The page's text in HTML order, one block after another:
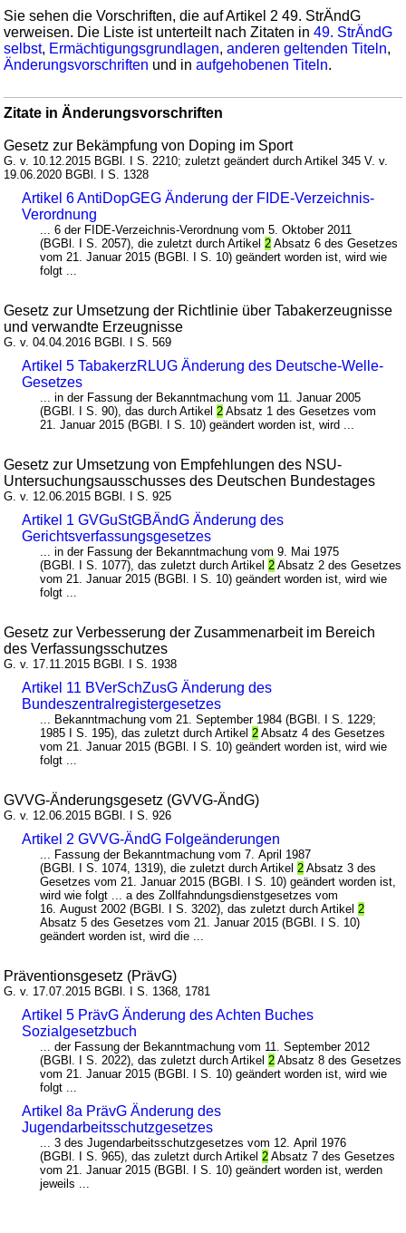
Sie sehen die Vorschriften, die auf Artikel 2 49. StrÄndG
verweisen. Die Liste ist unterteilt nach Zitaten in49. StrÄndG
selbst, Ermächtigungsgrundlagen,anderen geltenden Titeln,
Änderungsvorschriften und inaufgehobenen Titeln.
Zitate in Änderungsvorschriften
Gesetz zur Bekämpfung von Doping im Sport
G. v. 10.12.2015 BGBl. I S. 2210; zuletzt geändert durch Artikel 345 V. v.
19.06.2020 BGBl. I S. 1328
Artikel 6 AntiDopGEG Änderung der FIDE-Verzeichnis-
Verordnung
... 6 der FIDE-Verzeichnis-Verordnung vom 5. Oktober 2011
(BGBl. I S. 2057), die zuletzt durch Artikel2 Absatz 6 des Gesetzes
vom 21. Januar 2015 (BGBl. I S. 10) geändert worden ist, wird wie
folgt ...
Gesetz zur Umsetzung der Richtlinie über Tabakerzeugnisse
und verwandte Erzeugnisse
G. v. 04.04.2016 BGBl. I S. 569
Artikel 5 TabakerzRLUG Änderung des Deutsche-Welle-
Gesetzes
... in der Fassung der Bekanntmachung vom 11. Januar 2005
(BGBl. I S. 90), das durch Artikel2 Absatz 1 des Gesetzes vom
21. Januar 2015 (BGBl. I S. 10) geändert worden ist, wird ...
Gesetz zur Umsetzung von Empfehlungen des NSU-
Untersuchungsausschusses des Deutschen Bundestages
G. v. 12.06.2015 BGBl. I S. 925
Artikel 1 GVGuStGBÄndG Änderung des
Gerichtsverfassungsgesetzes
... in der Fassung der Bekanntmachung vom 9. Mai 1975
(BGBl. I S. 1077), das zuletzt durch Artikel2 Absatz 2 des Gesetzes
vom 21. Januar 2015 (BGBl. I S. 10) geändert worden ist, wird wie
folgt ...
Gesetz zur Verbesserung der Zusammenarbeit im Bereich
des Verfassungsschutzes
G. v. 17.11.2015 BGBl. I S. 1938
Artikel 11 BVerSchZusG Änderung des
Bundeszentralregistergesetzes
... Bekanntmachung vom 21. September 1984 (BGBl. I S. 1229;
1985 I S. 195), das zuletzt durch Artikel2 Absatz 4 des Gesetzes
vom 21. Januar 2015 (BGBl. I S. 10) geändert worden ist, wird wie
folgt ...
GVVG-Änderungsgesetz (GVVG-ÄndG)
G. v. 12.06.2015 BGBl. I S. 926
Artikel 2 GVVG-ÄndG Folgeänderungen
... Fassung der Bekanntmachung vom 7. April 1987
(BGBl. I S. 1074, 1319), die zuletzt durch Artikel2 Absatz 3 des
Gesetzes vom 21. Januar 2015 (BGBl. I S. 10) geändert worden ist,
wird wie folgt ... a des Zollfahndungsdienstgesetzes vom
16. August 2002 (BGBl. I S. 3202), das zuletzt durch Artikel2
Absatz 5 des Gesetzes vom 21. Januar 2015 (BGBl. I S. 10)
geändert worden ist, wird die ...
Präventionsgesetz (PrävG)
G. v. 17.07.2015 BGBl. I S. 1368, 1781
Artikel 5 PrävG Änderung des Achten Buches
Sozialgesetzbuch
... der Fassung der Bekanntmachung vom 11. September 2012
(BGBl. I S. 2022), das zuletzt durch Artikel2 Absatz 8 des Gesetzes
vom 21. Januar 2015 (BGBl. I S. 10) geändert worden ist, wird wie
folgt ...
Artikel 8a PrävG Änderung des
Jugendarbeitsschutzgesetzes
... 3 des Jugendarbeitsschutzgesetzes vom 12. April 1976
(BGBl. I S. 965), das zuletzt durch Artikel2 Absatz 7 des Gesetzes
vom 21. Januar 2015 (BGBl. I S. 10) geändert worden ist, werden
jeweils ...